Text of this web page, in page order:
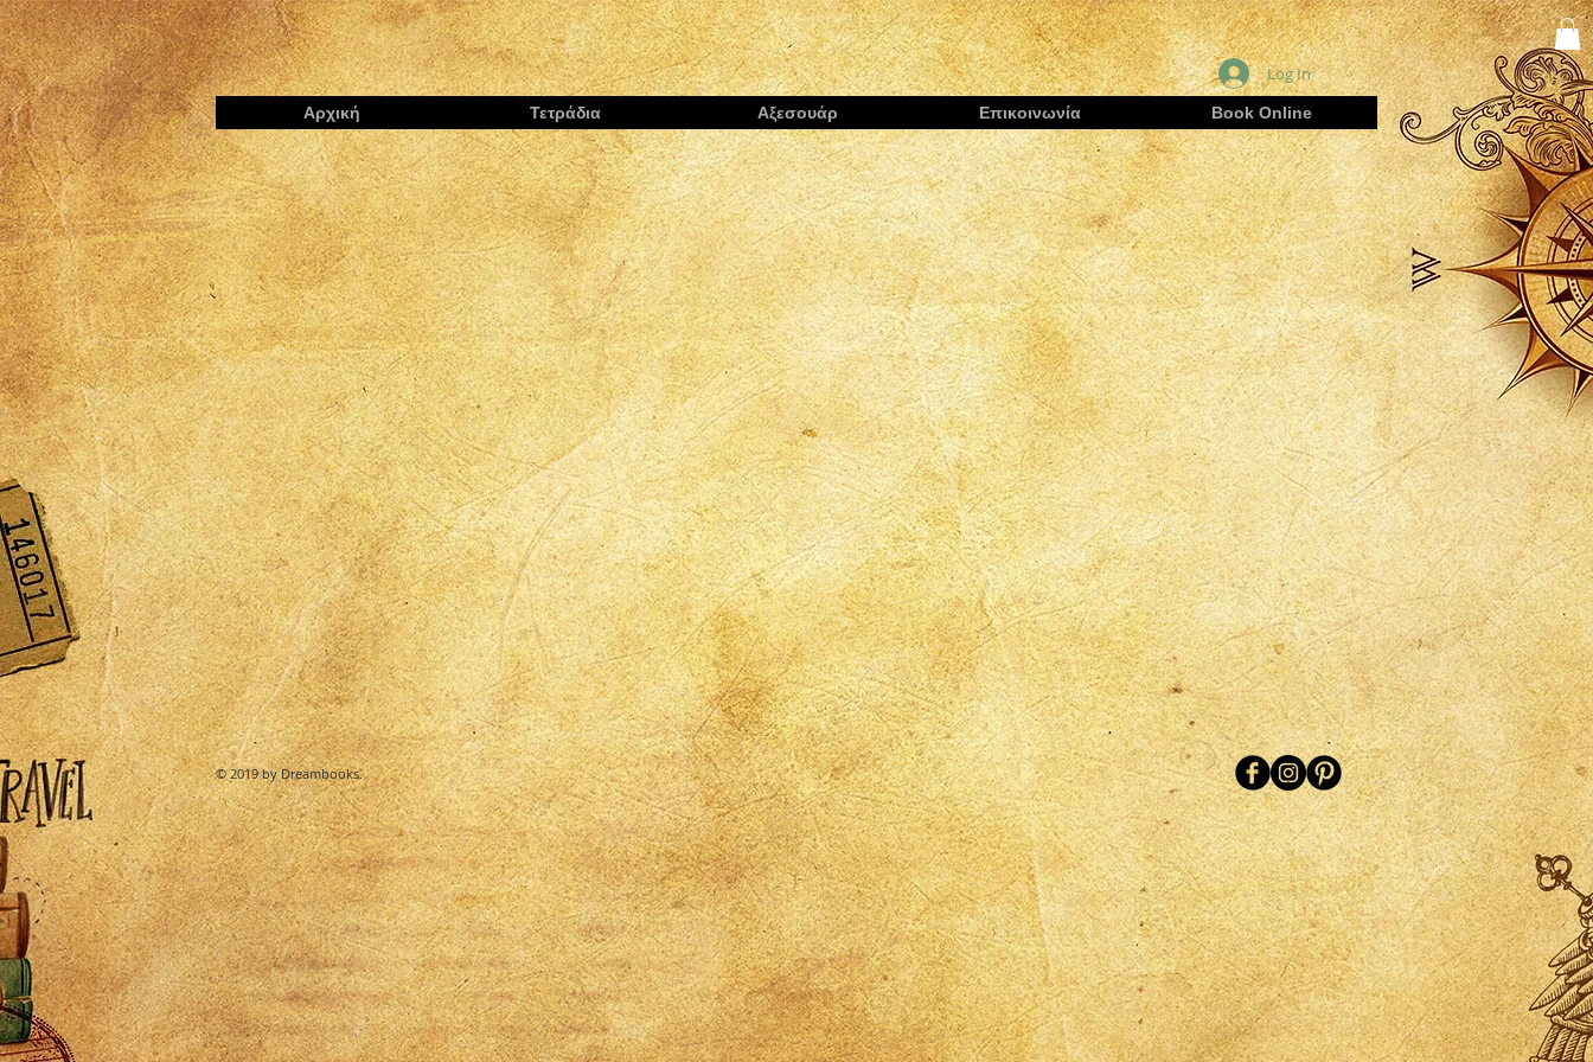
Αρχική Τετράδια Αξεσουάρ Επικοινωνία Book Online
Log In
© 2019 by Dreambooks.